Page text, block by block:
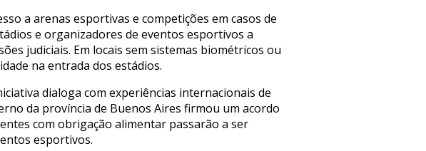
a arenas esportivas e competições em casos de
e organizadores de eventos esportivos a
judiciais. Em locais sem sistemas biométricos ou
na entrada dos estádios.
dialoga com experiências internacionais de
da província de Buenos Aires firmou um acordo
com obrigação alimentar passarão a ser
esportivos.